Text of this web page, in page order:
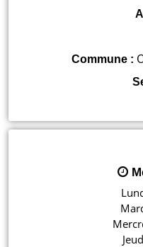
Commune :